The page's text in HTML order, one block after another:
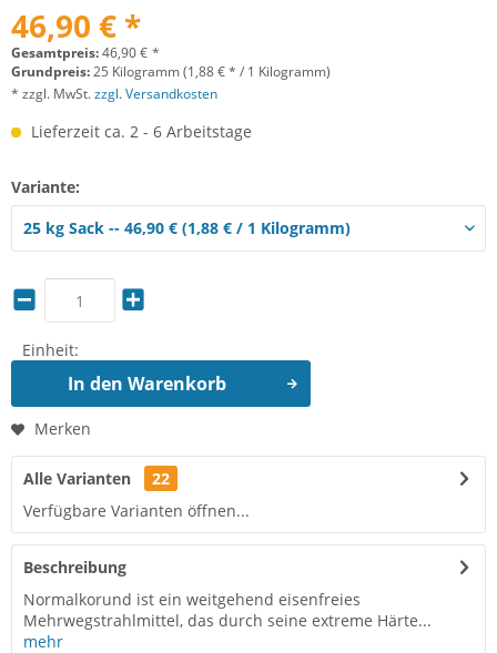
46,90 € *
Gesamtpreis:46,90€ *
Grundpreis:25 Kilogramm (1,88 € * / 1 Kilogramm)
* zzgl. MwSt.zzgl. Versandkosten
Lieferzeit ca. 2 - 6 Arbeitstage
Variante:
Einheit:
In den Warenkorb
Merken
Alle Varianten
22
Verfügbare Varianten öffnen...
Beschreibung
Normalkorund ist ein weitgehend eisenfreies
Mehrwegstrahlmittel, das durch seine extreme Härte...
mehr